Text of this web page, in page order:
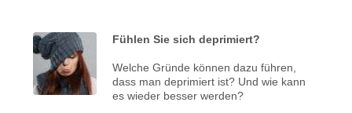
Fühlen Sie sich deprimiert?
Welche Gründe können dazu führen,
dass man deprimiert ist? Und wie kann
es wieder besser werden?